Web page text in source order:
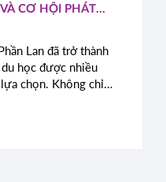
CƠ HỘI PHÁT
Lan đã trở thành
học được nhiều
chọn. Không chỉ
đánh giá cao nhờ